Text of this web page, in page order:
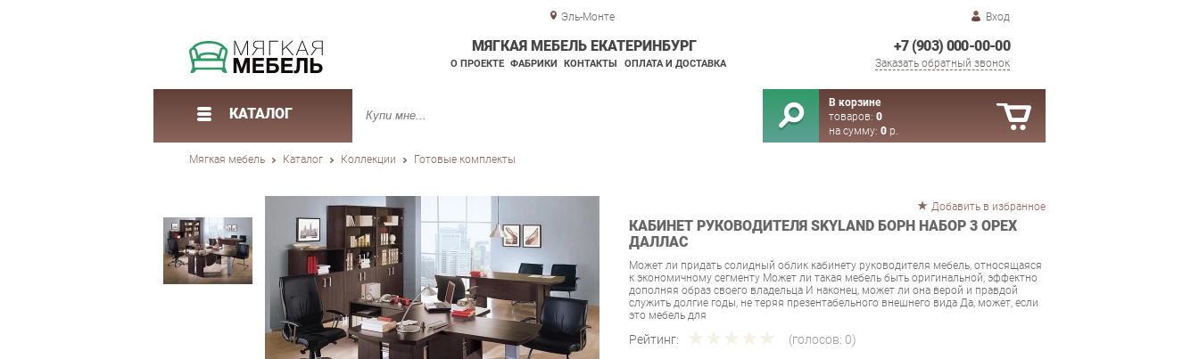
Эль-Монте Вход
+7 (903) 000-00-00
Заказать обратный звонок
МЯГКАЯ МЕБЕЛЬ ЕКАТЕРИНБУРГ
О ПРОЕКТЕ ФАБРИКИ КОНТАКТЫ ОПЛАТА И ДОСТАВКА
КАТАЛОГ
В корзине
товаров: 0
на сумму: 0 р.
Мягкая мебель Каталог Коллекции Готовые комплекты
Добавить в избранное
КАБИНЕТ РУКОВОДИТЕЛЯ SKYLAND БОРН НАБОР 3 ОРЕХ
ДАЛЛАС
Может ли придать солидный облик кабинету руководителя мебель, относящаяся
к экономичному сегменту Может ли такая мебель быть оригинальной, эффектно
дополняя образ своего владельца И наконец, может ли она верой и правдой
служить долгие годы, не теряя презентабельного внешнего вида Да, может, если
это мебель для
Рейтинг: (голосов: 0)